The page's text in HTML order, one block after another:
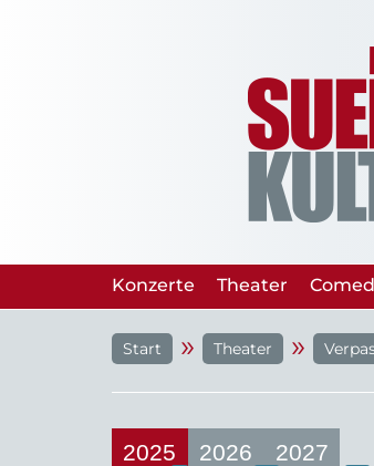
Konzerte Theater
Start » Theater »
2025 2026 2027